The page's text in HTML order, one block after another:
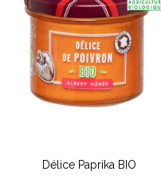
Délice Paprika BIO